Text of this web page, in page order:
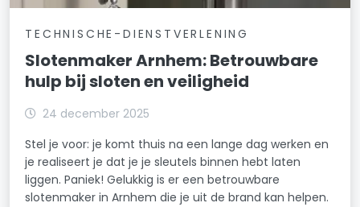
TECHNISCHE-DIENSTVERLENING
Slotenmaker Arnhem: Betrouwbare
hulp bij sloten en veiligheid
24 december 2025
Stel je voor: je komt thuis na een lange dag werken en
je realiseert je dat je je sleutels binnen hebt laten
liggen. Paniek! Gelukkig is er een betrouwbare
slotenmaker in Arnhem die je uit de brand kan helpen.